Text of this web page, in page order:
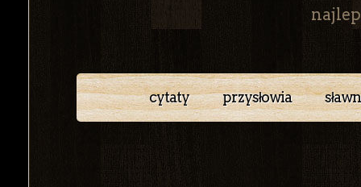
cytaty przysłowia